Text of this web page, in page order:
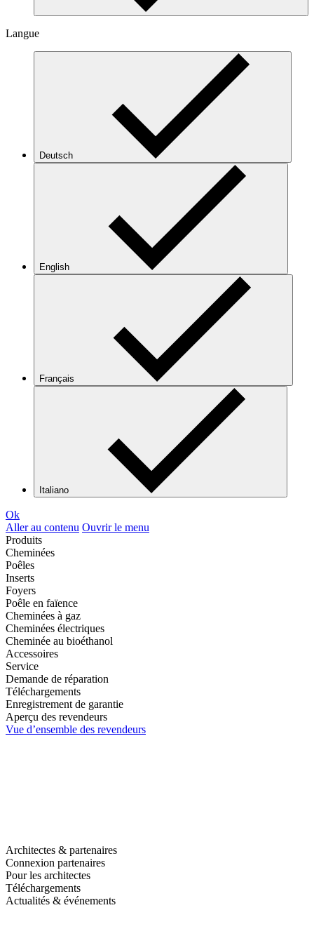
Langue
Deutsch
English
Français
Italiano
Ok
Aller au contenu Ouvrir le menu
Produits
Cheminées
Poêles
Inserts
Foyers
Poêle en faïence
Cheminées à gaz
Cheminées électriques
Cheminée au bioéthanol
Accessoires
Service
Demande de réparation
Téléchargements
Enregistrement de garantie
Aperçu des revendeurs
Vue d’ensemble des revendeurs
Architectes & partenaires
Connexion partenaires
Pour les architectes
Téléchargements
Actualités & événements